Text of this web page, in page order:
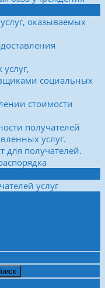
оказываемых
социальных
стоимости
получателей
услуг.
для получателей.
услуг